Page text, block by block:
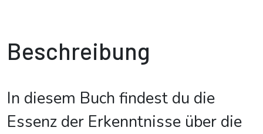
Beschreibung
In diesem Buch findest du die
Essenz der Erkenntnisse über die